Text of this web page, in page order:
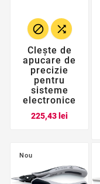
 
Clește de
apucare de
precizie
pentru
sisteme
electronice
225,43 lei
Nou